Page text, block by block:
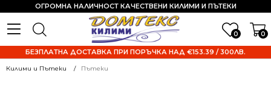
0 0
ОГРОМНА НАЛИЧНОСТ КАЧЕСТВЕНИ КИЛИМИ И ПЪТЕКИ
БЕЗПЛАТНА ДОСТАВКА ПРИ ПОРЪЧКА НАД €153.39 / 300ЛВ.
Килими и Пътеки Пътеки